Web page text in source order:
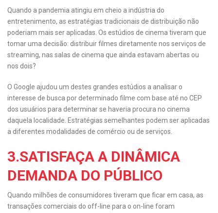
Quando a pandemia atingiu em cheio a indústria do
entretenimento, as estratégias tradicionais de distribuição não
poderiam mais ser aplicadas. Os estúdios de cinema tiveram que
tomar uma decisão: distribuir filmes diretamente nos serviços de
streaming, nas salas de cinema que ainda estavam abertas ou
nos dois?
O Google ajudou um destes grandes estúdios a analisar o
interesse de busca por determinado filme com base até no CEP
dos usuários para determinar se haveria procura no cinema
daquela localidade. Estratégias semelhantes podem ser aplicadas
a diferentes modalidades de comércio ou de serviços.
3.SATISFAÇA A DINÂMICA
DEMANDA DO PÚBLICO
Quando milhões de consumidores tiveram que ficar em casa, as
transações comerciais do off-line para o on-line foram